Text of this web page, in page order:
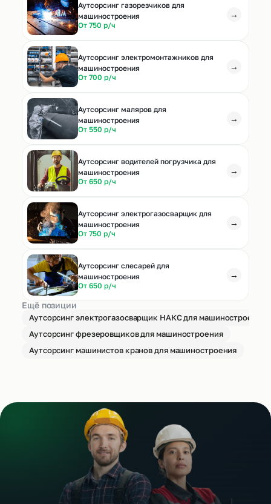
Аутсорсинг газорезчиков для
машиностроения
От 750 р/ч
→
Аутсорсинг электромонтажников для
машиностроения
От 700 р/ч
→
Аутсорсинг маляров для
машиностроения
От 550 р/ч
→
Аутсорсинг водителей погрузчика для
машиностроения
От 650 р/ч
→
Аутсорсинг электрогазосварщик для
машиностроения
От 750 р/ч
→
Аутсорсинг слесарей для
машиностроения
От 650 р/ч
→
Ещё позиции
Аутсорсинг электрогазосварщик НАКС для машиностроения
Аутсорсинг фрезеровщиков для машиностроения
Аутсорсинг машинистов кранов для машиностроения